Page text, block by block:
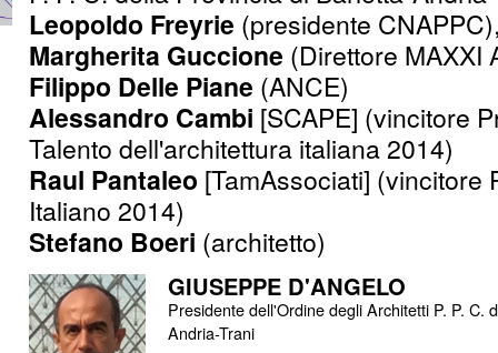
Leopoldo Freyrie (presidente
Margherita Guccione (Direttore MAXXI
Filippo Delle Piane (ANCE)
Alessandro Cambi [SCAPE] (vincitore
Talento dell'architettura italiana 2014)
Raul Pantaleo [TamAssociati] (vincitore
Italiano 2014)
Stefano Boeri (architetto)
GIUSEPPE D'ANGELO
Presidente dell'Ordine degli Architetti P. P. C.
Andria-Trani